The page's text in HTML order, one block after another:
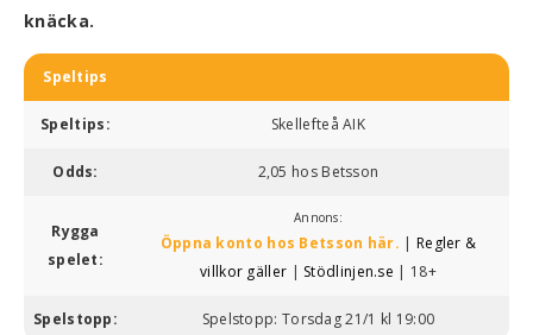
knäcka.
Speltips
Speltips: Skellefteå AIK
Odds: 2,05 hos Betsson
Rygga
spelet:
Annons:
Öppna konto hos Betsson här. | Regler &
villkor gäller | Stödlinjen.se | 18+
Spelstopp: Spelstopp: Torsdag 21/1 kl 19:00